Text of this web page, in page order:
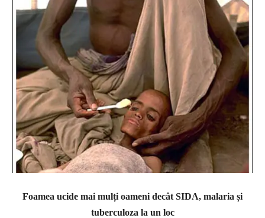
Foamea ucide mai mulți oameni decât SIDA, malaria și
tuberculoza la un loc